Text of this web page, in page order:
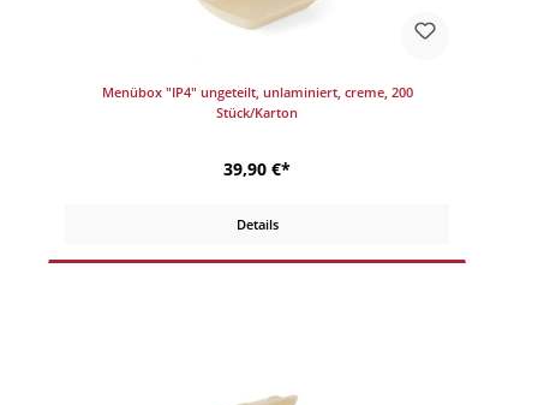
Menübox "IP4" ungeteilt, unlaminiert, creme, 200
Stück/Karton
39,90 €*
Details